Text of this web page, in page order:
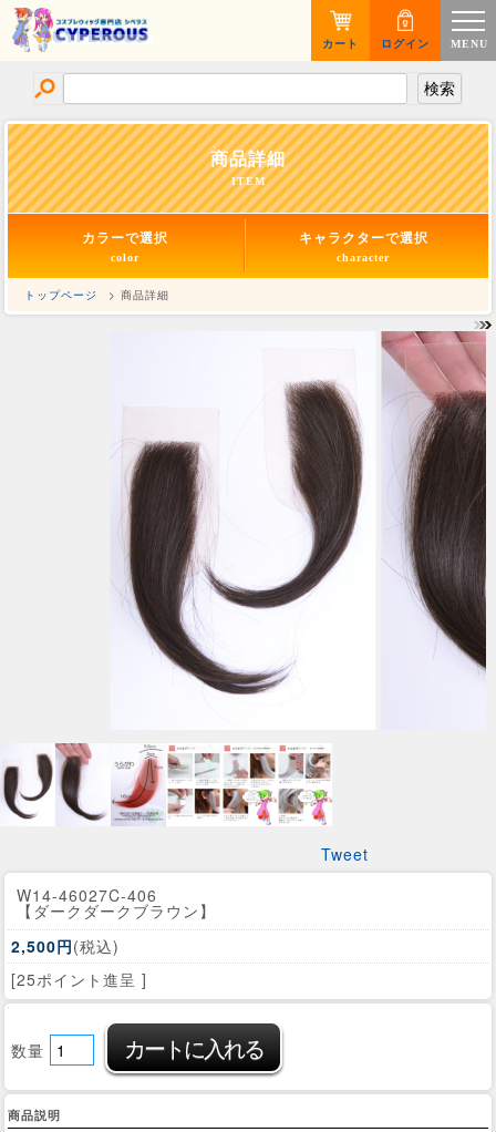
MENU
ログイン
カート
商品詳細
ITEM
カラーで選択
color
キャラクターで選択
character
トップページ > 商品詳細
Tweet
W14-46027C-406
【ダークダークブラウン】
2,500円(税込)
[25ポイント進呈 ]
数量
商品説明